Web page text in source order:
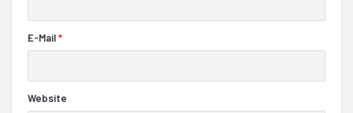
E-Mail*
Website